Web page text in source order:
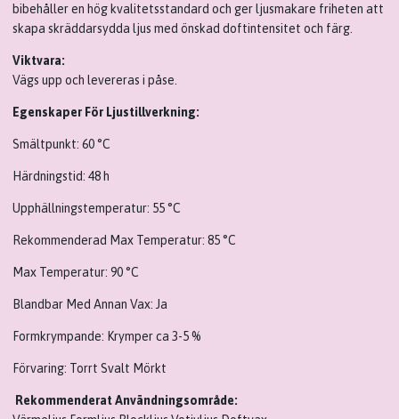
bibehåller en hög kvalitetsstandard och ger ljusmakare friheten att
skapa skräddarsydda ljus med önskad doftintensitet och färg.
Viktvara:
Vägs upp och levereras i påse.
Egenskaper För Ljustillverkning:
Smältpunkt: 60 °C
Härdningstid: 48 h
Upphällningstemperatur: 55 °C
Rekommenderad Max Temperatur: 85 °C
Max Temperatur: 90 °C
Blandbar Med Annan Vax: Ja
Formkrympande: Krymper ca 3-5 %
Förvaring: Torrt Svalt Mörkt
Rekommenderat Användningsområde: